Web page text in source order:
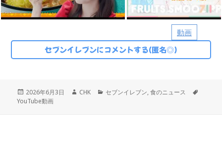
動画
セブンイレブンにコメントする(匿名◎)
投
稿
2026年6月3日
作
CHK
カ
セブンイレブン,食のニュース
YouTube動画